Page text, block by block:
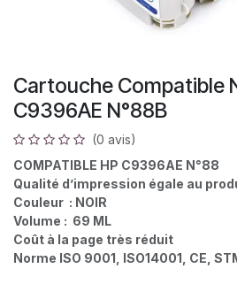
Cartouche Compatible
C9396AE N°88B
(0 avis)
COMPATIBLE HP C9396AE N°88
Qualité d’impression égale au
Couleur : NOIR
Volume : 69 ML
Coût à la page très réduit
Norme ISO 9001, ISO14001, CE,